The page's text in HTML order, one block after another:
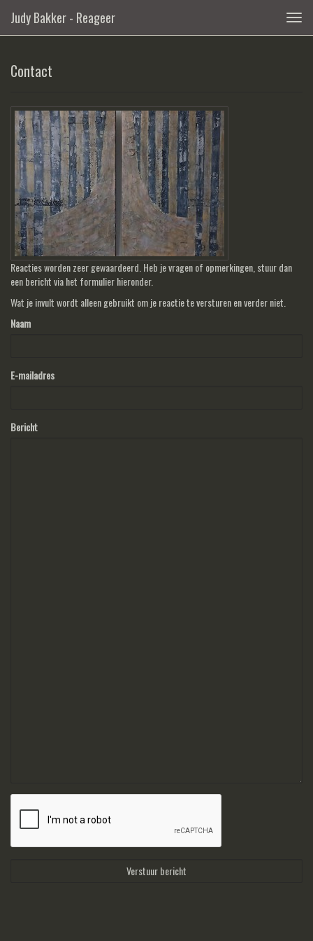
Judy Bakker - Reageer
Contact
Reacties worden zeer gewaardeerd. Heb je vragen of opmerkingen, stuur dan
een bericht via het formulier hieronder.
Wat je invult wordt alleen gebruikt om je reactie te versturen en verder niet.
Naam
E-mailadres
Bericht